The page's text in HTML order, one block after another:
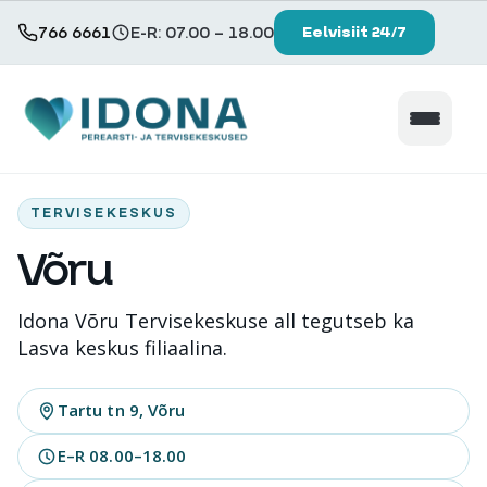
766 6661 E-R: 07.00 – 18.00 Eelvisiit 24/7
×
Patsiendile
Keskused
Tule tööle
TERVISEKESKUS
Võru
Idona Võru Tervisekeskuse all tegutseb ka
Lasva keskus filiaalina.
Tartu tn 9, Võru
E–R 08.00–18.00